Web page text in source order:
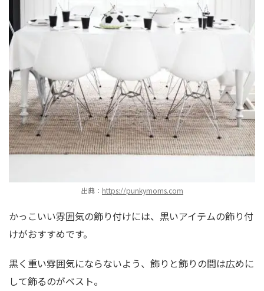
出典： https://punkymoms.com
かっこいい雰囲気の飾り付けには、黒いアイテムの飾り付
けがおすすめです。
黒く重い雰囲気にならないよう、飾りと飾りの間は広めに
して飾るのがベスト。